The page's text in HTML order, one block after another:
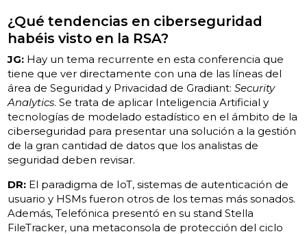
¿Qué tendencias en ciberseguridad
habéis visto en la RSA?
JG: Hay un tema recurrente en esta conferencia que
tiene que ver directamente con una de las líneas del
área de Seguridad y Privacidad de Gradiant:Security
Analytics. Se trata de aplicar Inteligencia Artificial y
tecnologías de modelado estadístico en el ámbito de la
ciberseguridad para presentar una solución a la gestión
de la gran cantidad de datos que los analistas de
seguridad deben revisar.
DR: El paradigma de IoT, sistemas de autenticación de
usuario y HSMs fueron otros de los temas más sonados.
Además, Telefónica presentó en su standStella
FileTracker, una metaconsola de protección del ciclo